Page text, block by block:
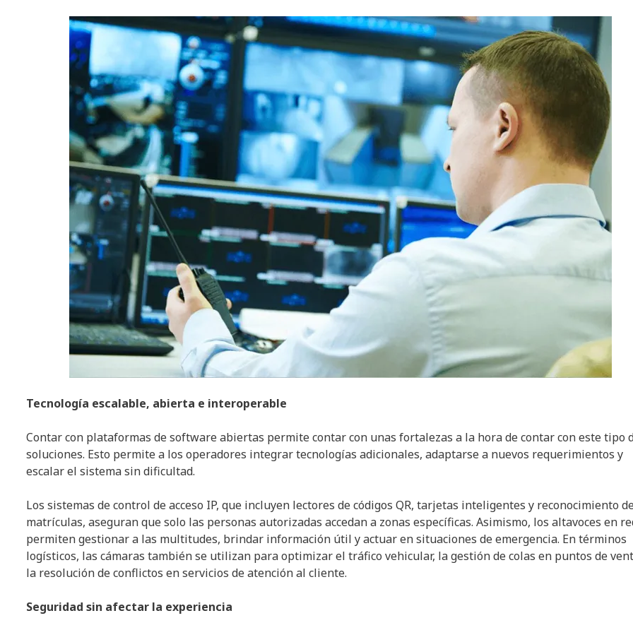
Tecnología escalable, abierta e interoperable
Contar con plataformas de software abiertas permite contar con unas fortalezas a la hora de contar con este tipo
soluciones. Esto permite a los operadores integrar tecnologías adicionales, adaptarse a nuevos requerimientos y
escalar el sistema sin dificultad.
Los sistemas de control de acceso IP, que incluyen lectores de códigos QR, tarjetas inteligentes y reconocimiento
matrículas, aseguran que solo las personas autorizadas accedan a zonas específicas. Asimismo, los altavoces en
permiten gestionar a las multitudes, brindar información útil y actuar en situaciones de emergencia. En términos
logísticos, las cámaras también se utilizan para optimizar el tráfico vehicular, la gestión de colas en puntos de
la resolución de conflictos en servicios de atención al cliente.
Seguridad sin afectar la experiencia